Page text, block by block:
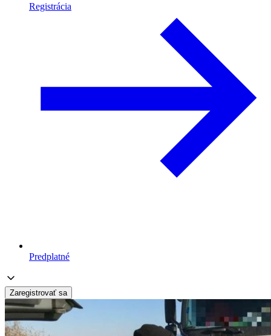
Registrácia
Predplatné
Zaregistrovať sa